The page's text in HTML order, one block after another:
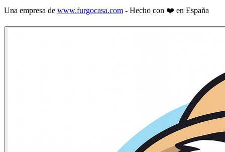
Una empresa de www.furgocasa.com - Hecho con ❤️ en España